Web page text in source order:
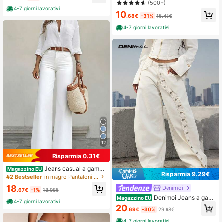
4-7 giorni lavorativi
12
Risparmia 0.31€
Magazzino EU Jeans casual a gamba
dritta da donna, versatili e comodi p
er l'uso quotidiano, bianco primaver
a, estetica clean girl autunnale
#2 Bestseller in magro Pantaloni skinny in denim
18.67€ -1% 18.98€
4-7 giorni lavorativi
r l'estate
(500+)
10.68€ -31% 15.48€
4-7 giorni lavorativi
Risparmia 9.29€
Denimoi
Magazzino EU Denimoi Jeans a gam
ba ampia con dettagli a bottoni, jea
ns di da strada, jeans di moda, jeans
estivi
20.69€ -30% 29.98€
4-7 giorni lavorativi